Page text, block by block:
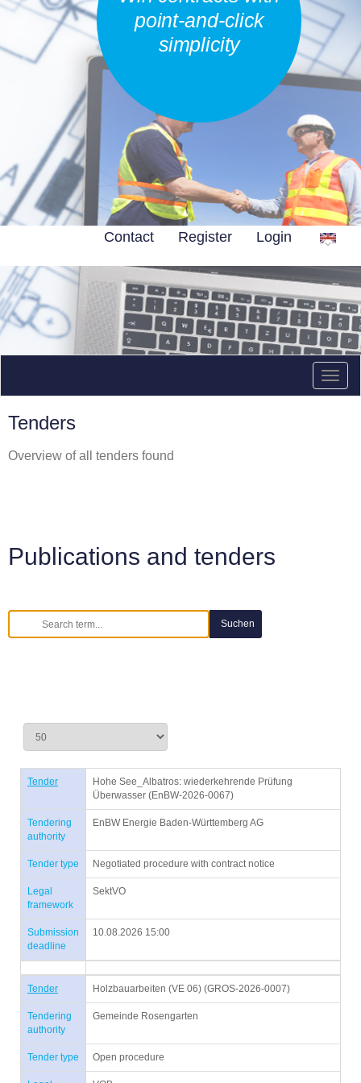
point-and-click
simplicity
Contact Register Login
Tenders
Overview of all tenders found
Publications and tenders
Tender
Hohe See_Albatros: wiederkehrende Prüfung
Überwasser (EnBW-2026-0067)
Tendering
authority
EnBW Energie Baden-Württemberg AG
Tender type Negotiated procedure with contract notice
Legal
framework
SektVO
Submission
deadline
10.08.2026 15:00
Tender Holzbauarbeiten (VE 06) (GROS-2026-0007)
Tendering
authority
Gemeinde Rosengarten
Tender type Open procedure